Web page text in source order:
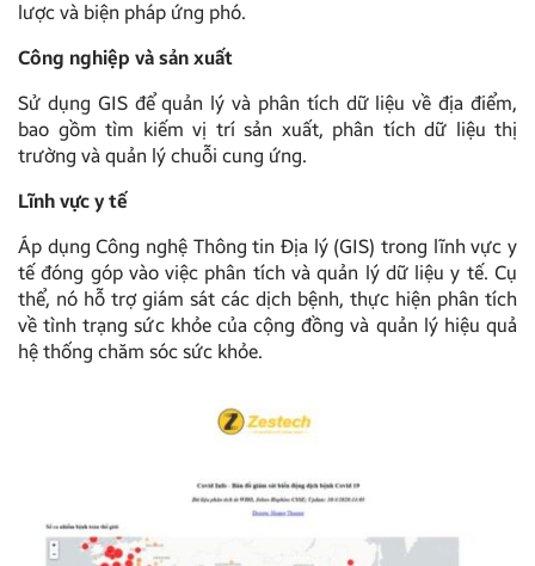
lược và biện pháp ứng phó.
Công nghiệp và sản xuất
Sử dụng GIS để quản lý và phân tích dữ liệu về địa điểm,
bao gồm tìm kiếm vị trí sản xuất, phân tích dữ liệu thị
trường và quản lý chuỗi cung ứng.
Lĩnh vực y tế
Áp dụng Công nghệ Thông tin Địa lý (GIS) trong lĩnh vực y
tế đóng góp vào việc phân tích và quản lý dữ liệu y tế. Cụ
thể, nó hỗ trợ giám sát các dịch bệnh, thực hiện phân tích
về tình trạng sức khỏe của cộng đồng và quản lý hiệu quả
hệ thống chăm sóc sức khỏe.